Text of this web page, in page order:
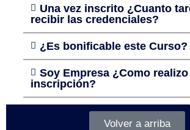
Una vez inscrito ¿Cuanto
recibir las credenciales?
¿Es bonificable este Curso?
Soy Empresa ¿Como
inscripción?
Volver a arriba